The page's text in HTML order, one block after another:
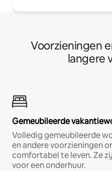
Voorzieningen
langere
Gemeubileerde
Volledig gemeubileerde
en andere voorzieningen
comfortabel te leven. Ze
voor een onderhuur.